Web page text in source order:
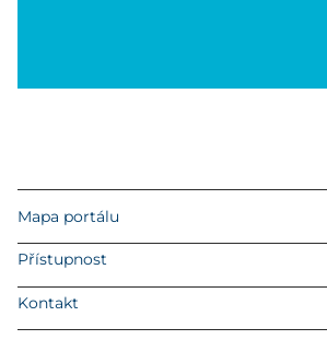
Mapa portálu
Přístupnost
Kontakt